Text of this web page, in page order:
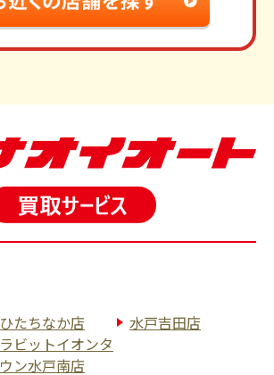
ひたちなか店
水戸吉田店
ラビットイオンタ
ウン水戸南店